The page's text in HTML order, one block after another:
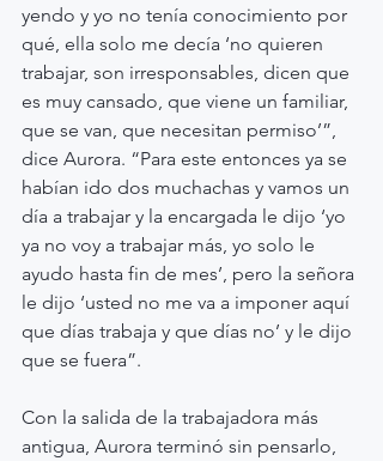
yendo y yo no tenía conocimiento por
qué, ella solo me decía ‘no quieren
trabajar, son irresponsables, dicen que
es muy cansado, que viene un familiar,
que se van, que necesitan permiso’”,
dice Aurora. “Para este entonces ya se
habían ido dos muchachas y vamos un
día a trabajar y la encargada le dijo ‘yo
ya no voy a trabajar más, yo solo le
ayudo hasta fin de mes’, pero la señora
le dijo ‘usted no me va a imponer aquí
que días trabaja y que días no’ y le dijo
que se fuera”.
Con la salida de la trabajadora más
antigua, Aurora terminó sin pensarlo,